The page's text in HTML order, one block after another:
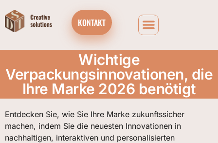
KONTAKT
Wichtige
Verpackungsinnovationen, die
Ihre Marke 2026 benötigt
Entdecken Sie, wie Sie Ihre Marke zukunftssicher
machen, indem Sie die neuesten Innovationen in
nachhaltigen, interaktiven und personalisierten